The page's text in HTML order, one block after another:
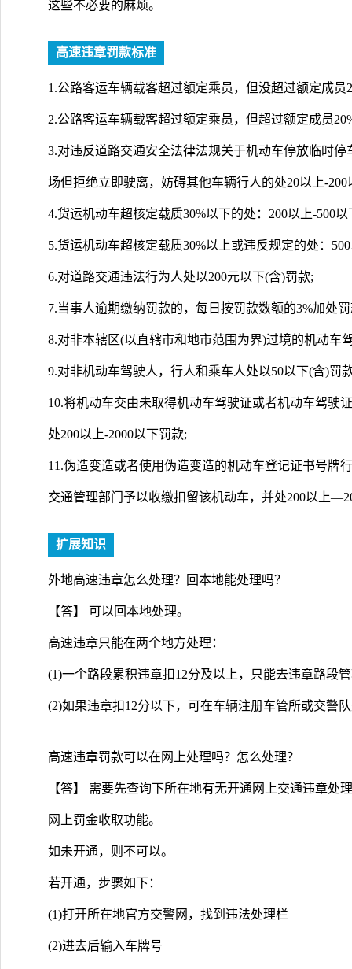
这些不必要的麻烦。
高速违章罚款标准
1.公路客运车辆载客超过额定乘员，但没超过额定成员
2.公路客运车辆载客超过额定乘员，但超过额定成员
3.对违反道路交通安全法律法规关于机动车停放临时
场但拒绝立即驶离，妨碍其他车辆行人的处20以上-200
4.货运机动车超核定载质30%以下的处：200以上-500以
5.货运机动车超核定载质30%以上或违反规定的处：
6.对道路交通违法行为人处以200元以下(含)罚款;
7.当事人逾期缴纳罚款的，每日按罚款数额的3%加处
8.对非本辖区(以直辖市和地市范围为界)过境的机动车
9.对非机动车驾驶人，行人和乘车人处以50以下(含)罚
10.将机动车交由未取得机动车驾驶证或者机动车驾驶
处200以上-2000以下罚款;
11.伪造变造或者使用伪造变造的机动车登记证书号牌
交通管理部门予以收缴扣留该机动车，并处200以上
扩展知识
外地高速违章怎么处理？回本地能处理吗？
【答】 可以回本地处理。
高速违章只能在两个地方处理：
(1)一个路段累积违章扣12分及以上，只能去违章路段
(2)如果违章扣12分以下，可在车辆注册车管所或交警
高速违章罚款可以在网上处理吗？怎么处理？
【答】 需要先查询下所在地有无开通网上交通违章处
网上罚金收取功能。
如未开通，则不可以。
若开通，步骤如下：
(1)打开所在地官方交警网，找到违法处理栏
(2)进去后输入车牌号